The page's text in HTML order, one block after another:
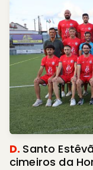
D. Santo
cimeiros da